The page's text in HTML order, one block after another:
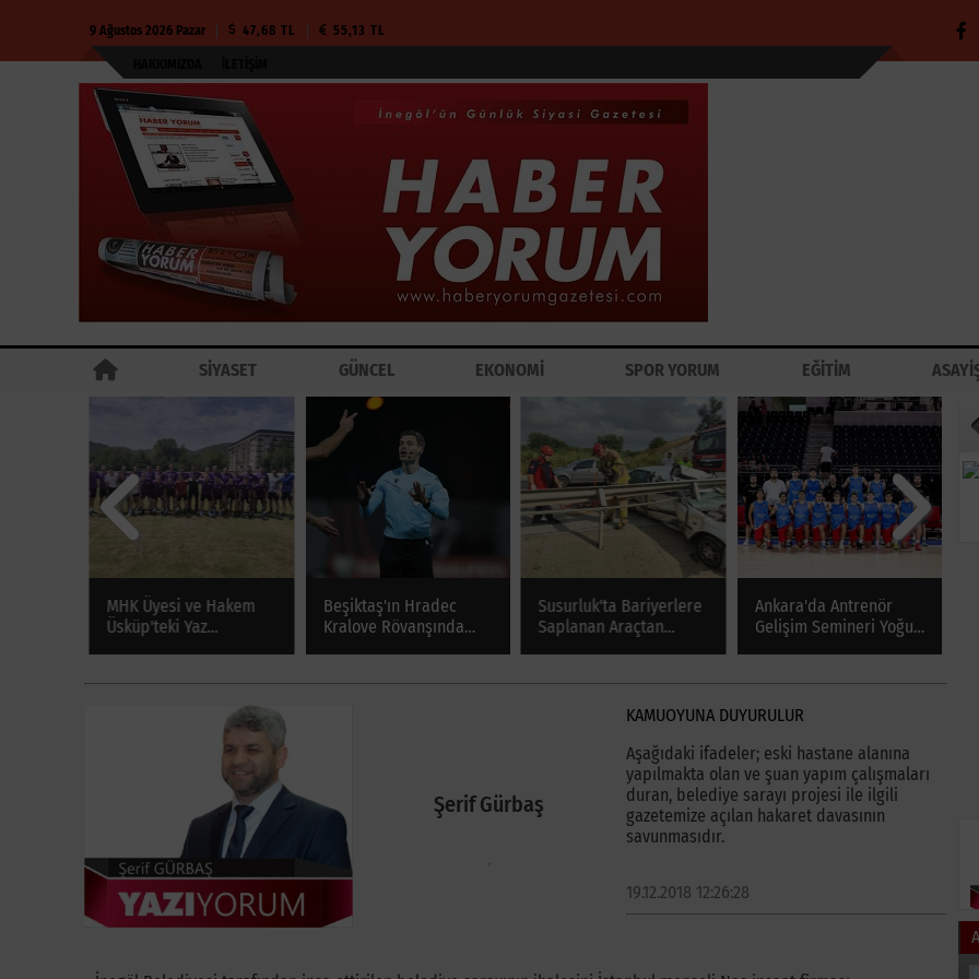
9 Ağustos 2026 Pazar 47,68 TL 55,13 TL
SİYASET GÜNCEL EKONOMİ SPOR YORUM EĞİTİM
MHK Üyesi ve Hakem
Üsküp'teki Yaz
Beşiktaş'ın Hradec
Kralove Rövanşında
Susurluk'ta Bariyerlere
Saplanan Araçtan
Ankara'da Antrenör
Gelişim Semineri Yoğun
Şerif Gürbaş
KAMUOYUNA DUYURULUR
Aşağıdaki ifadeler; eski hastane alanına
yapılmakta olan ve şuan yapım çalışmaları
duran, belediye sarayı projesi ile ilgili
gazetemize açılan hakaret davasının
savunmasıdır.
19.12.2018 12:26:28